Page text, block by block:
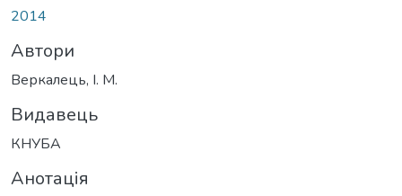
2014
Автори
Веркалець, І. М.
Видавець
КНУБА
Анотація